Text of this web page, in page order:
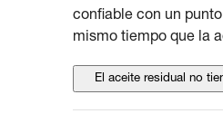
confiable con un
mismo tiempo que la
El aceite residual no